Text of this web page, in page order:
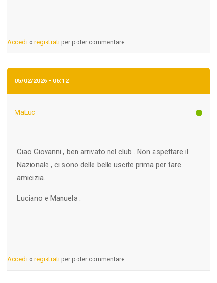
Accedio registratiper poter commentare
05/02/2026 - 06:12
MaLuc
Ciao Giovanni , ben arrivato nel club . Non aspettare il
Nazionale , ci sono delle belle uscite prima per fare
amicizia.
Luciano e Manuela .
Accedio registratiper poter commentare